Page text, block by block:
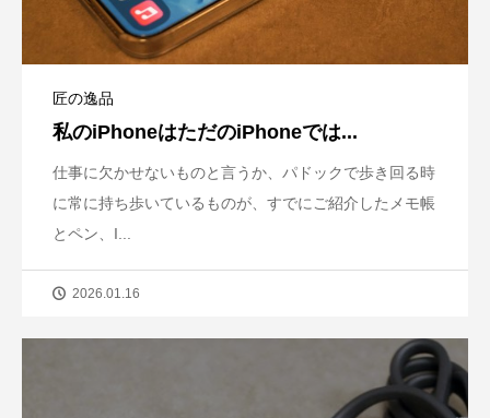
匠の逸品
私のiPhoneはただのiPhoneでは...
仕事に欠かせないものと言うか、パドックで歩き回る時
に常に持ち歩いているものが、すでにご紹介したメモ帳
とペン、I...
2026.01.16